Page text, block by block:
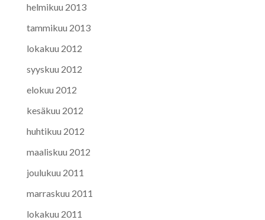
helmikuu 2013
tammikuu 2013
lokakuu 2012
syyskuu 2012
elokuu 2012
kesäkuu 2012
huhtikuu 2012
maaliskuu 2012
joulukuu 2011
marraskuu 2011
lokakuu 2011